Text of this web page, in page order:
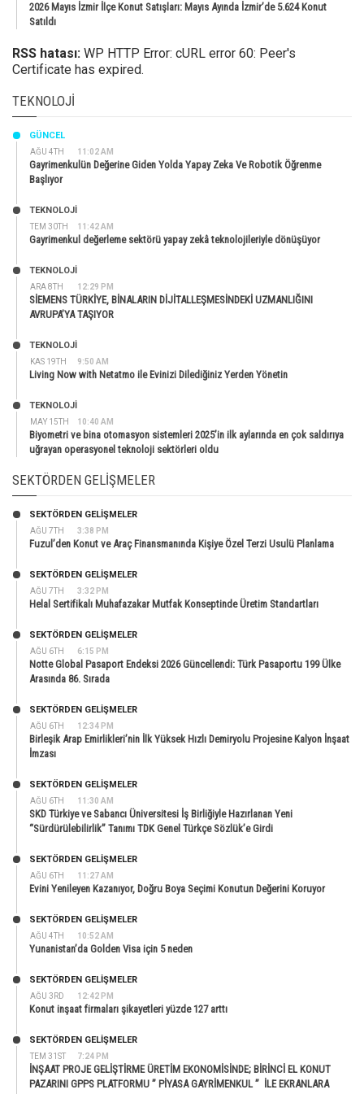
2026 Mayıs İzmir İlçe Konut Satışları: Mayıs Ayında İzmir’de 5.624 Konut
Satıldı
RSS hatası: WP HTTP Error: cURL error 60: Peer's
Certificate has expired.
TEKNOLOJI
AĞU 4TH 11:02 AM
GÜNCEL
Gayrimenkulün Değerine Giden Yolda Yapay Zeka Ve Robotik Öğrenme
Başlıyor
TEM 30TH 11:42 AM
TEKNOLOJİ
Gayrimenkul değerleme sektörü yapay zekâ teknolojileriyle dönüşüyor
ARA 8TH 12:29 PM
TEKNOLOJİ
SİEMENS TÜRKİYE, BİNALARIN DİJİTALLEŞMESİNDEKİ UZMANLIĞINI
AVRUPA’YA TAŞIYOR
KAS 19TH 9:50 AM
TEKNOLOJİ
Living Now with Netatmo ile Evinizi Dilediğiniz Yerden Yönetin
MAY 15TH 10:40 AM
TEKNOLOJİ
Biyometri ve bina otomasyon sistemleri 2025’in ilk aylarında en çok saldırıya
uğrayan operasyonel teknoloji sektörleri oldu
SEKTÖRDEN GELIŞMELER
AĞU 7TH 3:38 PM
SEKTÖRDEN GELIŞMELER
Fuzul’den Konut ve Araç Finansmanında Kişiye Özel Terzi Usulü Planlama
AĞU 7TH 3:32 PM
SEKTÖRDEN GELIŞMELER
Helal Sertifikalı Muhafazakar Mutfak Konseptinde Üretim Standartları
AĞU 6TH 6:15 PM
SEKTÖRDEN GELIŞMELER
Notte Global Pasaport Endeksi 2026 Güncellendi: Türk Pasaportu 199 Ülke
Arasında 86. Sırada
AĞU 6TH 12:34 PM
SEKTÖRDEN GELIŞMELER
Birleşik Arap Emirlikleri’nin İlk Yüksek Hızlı Demiryolu Projesine Kalyon İnşaat
İmzası
AĞU 6TH 11:30 AM
SEKTÖRDEN GELIŞMELER
SKD Türkiye ve Sabancı Üniversitesi İş Birliğiyle Hazırlanan Yeni
“Sürdürülebilirlik” Tanımı TDK Genel Türkçe Sözlük’e Girdi
AĞU 6TH 11:27 AM
SEKTÖRDEN GELIŞMELER
Evini Yenileyen Kazanıyor, Doğru Boya Seçimi Konutun Değerini Koruyor
AĞU 4TH 10:52 AM
SEKTÖRDEN GELIŞMELER
Yunanistan’da Golden Visa için 5 neden
AĞU 3RD 12:42 PM
SEKTÖRDEN GELIŞMELER
Konut inşaat firmaları şikayetleri yüzde 127 arttı
TEM 31ST 7:24 PM
SEKTÖRDEN GELIŞMELER
İNŞAAT PROJE GELİŞTİRME ÜRETİM EKONOMİSİNDE; BİRİNCİ EL KONUT
PAZARINI GPPS PLATFORMU ” PİYASA GAYRİMENKUL ” İLE EKRANLARA